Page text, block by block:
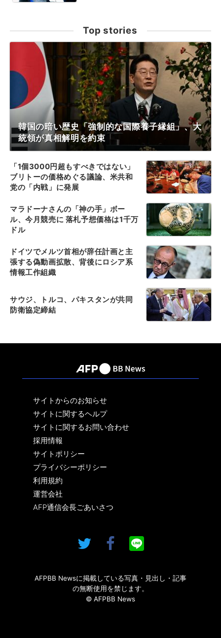
Top stories
韓国の暗い歴史「強制的な国際養子縁組」、大
統領が真相解明を約束
「1個3000円超もすべきではない」
ブリトーの価格めぐる議論、米共和
党の「内戦」に発展
マラドーナさんの「神の手」ボー
ル、今月競売に 落札予想価格は1千万
ドル
ドイツでメルツ首相が辞任計画と主
張する偽動画拡散、背後にロシア系
情報工作組織
サウジ、トルコ、パキスタンが共同
防衛協定締結
サイトからのお知らせ
サイトに関するヘルプ
サイトに関するお問い合わせ
採用情報
サイトポリシー
プライバシーポリシー
利用規約
運営会社
AFP通信会長ごあいさつ
AFPBB Newsに掲載している写真・見出し・記事
の無断使用を禁じます。
© AFPBB News